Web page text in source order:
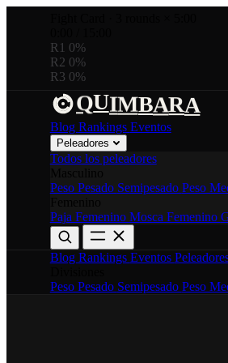
R1 0%
R2 0%
R3 0%
QUIMBARA
Blog Rankings Eventos
Peleadores
Todos los peleadores
Peso Pesado Semipesado Peso
Paja Femenino Mosca Femenino
Blog Rankings Eventos
Peso Pesado Semipesado Peso